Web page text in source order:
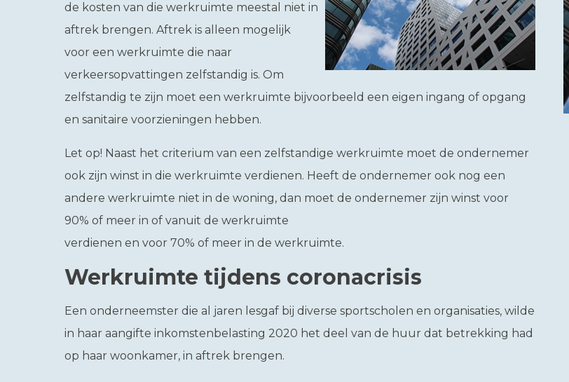
de kosten van die werkruimte meestal niet in
aftrek brengen. Aftrek is alleen mogelijk
voor een werkruimte die naar
verkeersopvattingen zelfstandig is. Om
zelfstandig te zijn moet een werkruimte bijvoorbeeld een eigen ingang of opgang
en sanitaire voorzieningen hebben.
Let op! Naast het criterium van een zelfstandige werkruimte moet de ondernemer
ook zijn winst in die werkruimte verdienen. Heeft de ondernemer ook nog een
andere werkruimte niet in de woning, dan moet de ondernemer zijn winst voor
90% of meer in of vanuit de werkruimte
verdienen en voor 70% of meer in de werkruimte.
Werkruimte tijdens coronacrisis
Een onderneemster die al jaren lesgaf bij diverse sportscholen en organisaties, wilde
in haar aangifte inkomstenbelasting 2020 het deel van de huur dat betrekking had
op haar woonkamer, in aftrek brengen.